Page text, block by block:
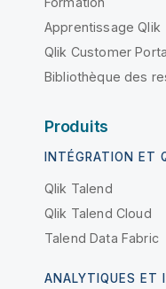
Apprentissage Qlik
Qlik Customer
Bibliothèque des
Produits
INTÉGRATION ET
Qlik Talend
Qlik Talend Cloud
Talend Data Fabric
ANALYTIQUES ET